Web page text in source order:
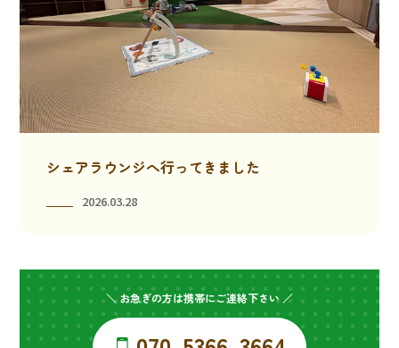
シェアラウンジへ行ってきました
2026.03.28
＼ お急ぎの方は携帯にご連絡下さい ／